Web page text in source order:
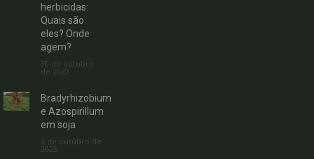
herbicidas:
Quais são
eles? Onde
agem?
30 de outubro
de 2023
Bradyrhizobium
e Azospirillum
em soja
3 de outubro de
2023